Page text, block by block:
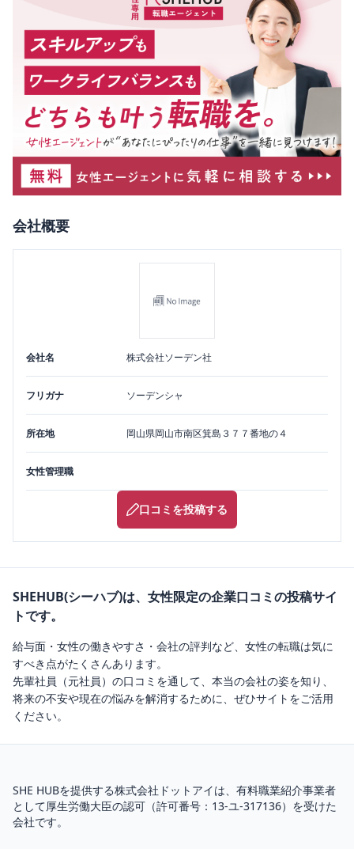
会社概要
会社名 株式会社ソーデン社
フリガナ ソーデンシャ
所在地 岡山県岡山市南区箕島３７７番地の４
女性管理職
口コミを投稿する
SHEHUB(シーハブ)は、女性限定の企業口コミの投稿サイ
トです。
給与面・女性の働きやすさ・会社の評判など、女性の転職は気に
すべき点がたくさんあります。
先輩社員（元社員）の口コミを通して、本当の会社の姿を知り、
将来の不安や現在の悩みを解消するために、ぜひサイトをご活用
ください。
SHE HUBを提供する株式会社ドットアイは、 有料職業紹介事業者
として厚生労働大臣の認可（許可番号：13-ユ-317136）を受けた
会社です。